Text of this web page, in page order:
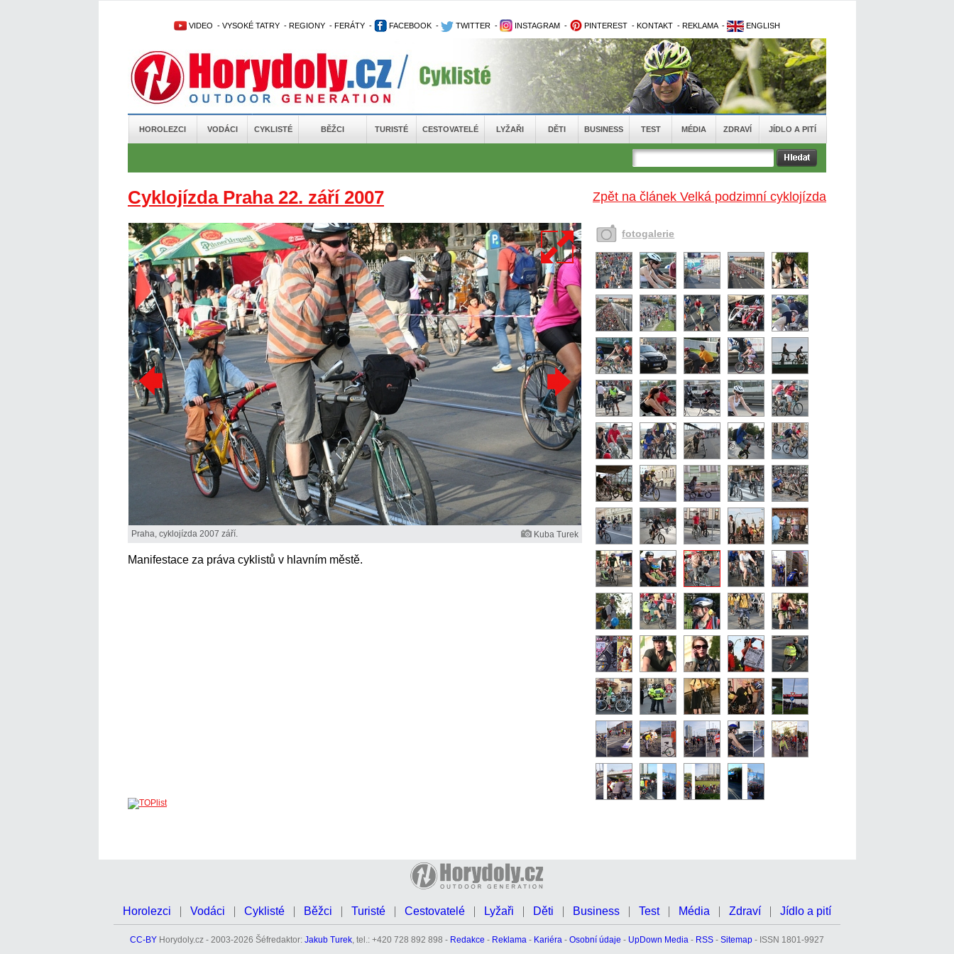
VIDEO - VYSOKÉ TATRY - REGIONY - FERÁTY - FACEBOOK - TWITTER - INSTAGRAM - PINTEREST - KONTAKT - REKLAMA - ENGLISH
HOROLEZCI VODÁCI CYKLISTÉ BĚŽCI TURISTÉ CESTOVATELÉ LYŽAŘI DĚTI BUSINESS TEST MÉDIA ZDRAVÍ JÍDLO A PITÍ
Zpět na článek Velká podzimní cyklojízda
Cyklojízda Praha 22. září 2007
Praha, cyklojízda 2007 září. Kuba Turek
Manifestace za práva cyklistů v hlavním městě.
fotogalerie
Horolezci Vodáci Cyklisté Běžci Turisté Cestovatelé Lyžaři Děti Business Test Média Zdraví Jídlo a pití
CC-BY Horydoly.cz - 2003-2026 Šéfredaktor: Jakub Turek, tel.: +420 728 892 898 - Redakce - Reklama - Kariéra - Osobní údaje - UpDown Media - RSS - Sitemap - ISSN 1801-9927